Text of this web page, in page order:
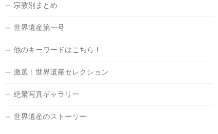
宗教別まとめ
世界遺産第一号
他のキーワードはこちら！
激選！世界遺産セレクション
絶景写真ギャラリー
世界遺産のストーリー